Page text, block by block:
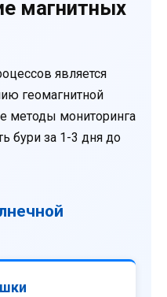
магнитных
является
геомагнитной
методы мониторинга
бури за 1-3 дня до